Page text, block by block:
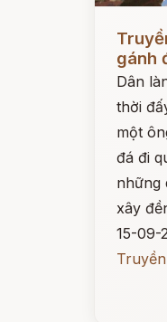
Đọc ngay
gánh
Dân
thời
một
đá đi
những
xây
15-09-